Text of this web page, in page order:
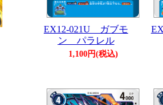
EX12-021U ガブモ
ン パラレル
1,100円(税込)